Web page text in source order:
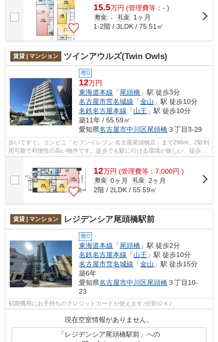
15.5万円 (管理費等：- )
敷金 - 礼金
1ヶ月
1-2階 / 3LDK / 75.51㎡
賃貸 | マンション ツインアウルズ(Twin Owls)
敷0
12万円
東海道本線 「尾頭橋 」駅 徒歩3分
名古屋市営名城線 「金山 」駅 徒歩10分
名鉄名古屋本線 「山王 」駅 徒歩10分
築11年 / 55.59㎡
愛知県名古屋市中川区尾頭橋３丁目3-29
歩いてすぐ。コンビニ「セブンイレブン 名古屋尾頭橋店」まで296m。2駅利
用可能で利便性の高い物件です。徒歩でも駅に行ける環境が嬉しい、徒歩3
12万円 (管理費等：7,000円 )
敷金 0ヶ月 礼金
2ヶ月
2階 / 2LDK / 55.59㎡
賃貸 | マンション レジデンシア尾頭橋駅前
敷0
東海道本線 「尾頭橋 」駅 徒歩2分
名鉄名古屋本線 「山王 」駅 徒歩10分
名古屋市営名城線 「金山 」駅 徒歩15分
築6年
愛知県名古屋市中川区尾頭橋３丁目10-
23
初期費用にお手持ちのクレジットカードが使えます♪分割ＯＫ♪
現在空室情報がありません。
「レジデンシア尾頭橋駅前」への